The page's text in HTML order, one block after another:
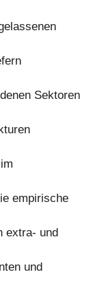
Sektoren
empirische
extra- und
und